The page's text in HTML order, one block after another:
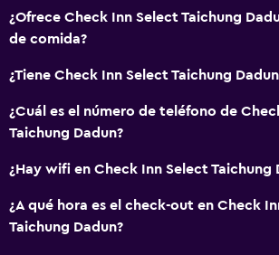
Baño
Ducha
Tina de baño
Secador de pelo
Aseo
Papel higiénico
¿Ofrece Check Inn Select Taichung
de comida?
¿Tiene Check Inn Select Taichung
¿Cuál es el número de teléfono de
Taichung Dadun?
¿Hay wifi en Check Inn Select Taichung
¿A qué hora es el check-out en Check
Taichung Dadun?